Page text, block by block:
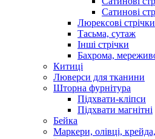
Сатинові
Люрексові стрічки
Тасьма, сутаж
Інші стрічки
Бахрома,
Китиці
Люверси для тканини
Шторна фурнітура
Підхвати-кліпси
Підхвати магнітні
Бейка
Маркери, олівці,